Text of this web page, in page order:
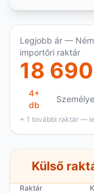
Legjobb ár —
importőri raktár
18
4+
db
+ 1 további raktár —
Külső
Raktár